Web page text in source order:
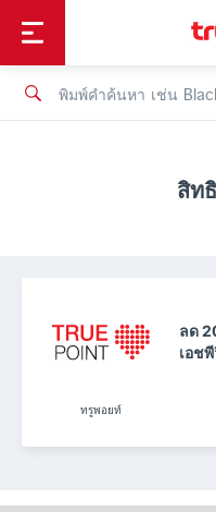
ลูกค้าบุคคล
ช้อป
เทรนด์เทคโนโลยี
สิท
ลด
เอช
ทรูพอยท์